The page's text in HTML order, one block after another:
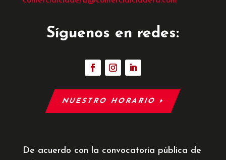
Síguenos en redes:
NUESTRO HORARIO
De acuerdo con la convocatoria pública de